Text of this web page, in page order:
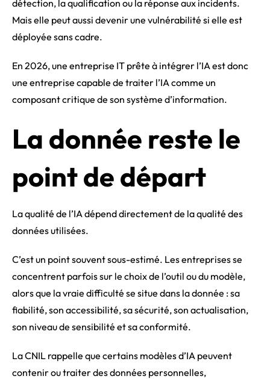
détection, la qualification ou la réponse aux incidents.
Mais elle peut aussi devenir une vulnérabilité si elle est
déployée sans cadre.
En 2026, une entreprise IT prête à intégrer l’IA est donc
une entreprise capable de traiter l’IA comme un
composant critique de son système d’information.
La donnée reste le
point de départ
La qualité de l’IA dépend directement de la qualité des
données utilisées.
C’est un point souvent sous-estimé. Les entreprises se
concentrent parfois sur le choix de l’outil ou du modèle,
alors que la vraie difficulté se situe dans la donnée : sa
fiabilité, son accessibilité, sa sécurité, son actualisation,
son niveau de sensibilité et sa conformité.
La CNIL rappelle que certains modèles d’IA peuvent
contenir ou traiter des données personnelles,